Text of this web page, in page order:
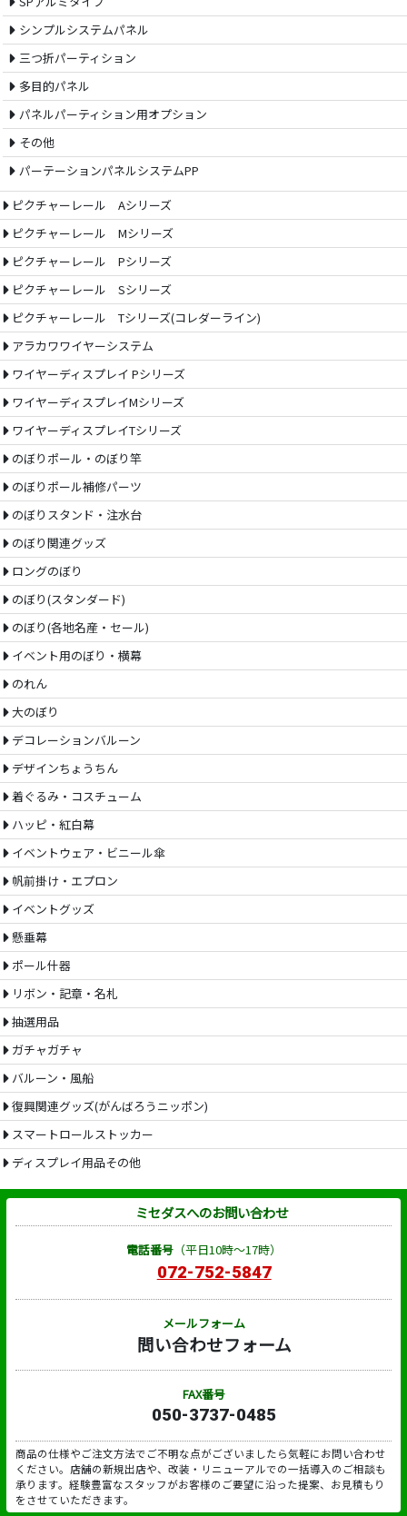
シンプルシステムパネル
三つ折パーティション
多目的パネル
パネルパーティション用オプション
その他
パーテーションパネルシステムPP
ピクチャーレール Aシリーズ
ピクチャーレール Mシリーズ
ピクチャーレール Pシリーズ
ピクチャーレール Sシリーズ
ピクチャーレール Tシリーズ(コレダーライン)
アラカワワイヤーシステム
ワイヤーディスプレイ Pシリーズ
ワイヤーディスプレイMシリーズ
ワイヤーディスプレイTシリーズ
のぼりポール・のぼり竿
のぼりポール補修パーツ
のぼりスタンド・注水台
のぼり関連グッズ
ロングのぼり
のぼり(スタンダード)
のぼり(各地名産・セール)
イベント用のぼり・横幕
のれん
大のぼり
デコレーションバルーン
デザインちょうちん
着ぐるみ・コスチューム
ハッピ・紅白幕
イベントウェア・ビニール傘
帆前掛け・エプロン
イベントグッズ
懸垂幕
ポール什器
リボン・記章・名札
抽選用品
ガチャガチャ
バルーン・風船
復興関連グッズ(がんばろうニッポン)
スマートロールストッカー
ディスプレイ用品その他
ミセダスへのお問い合わせ
電話番号（平日10時～17時）
072-752-5847
メールフォーム
問い合わせフォーム
FAX番号
050-3737-0485
商品の仕様やご注文方法でご不明な点がございましたら気軽にお問い合わせ
ください。店舗の新規出店や、改装・リニューアルでの一括導入のご相談も
承ります。経験豊富なスタッフがお客様のご要望に沿った提案、お見積もり
をさせていただきます。